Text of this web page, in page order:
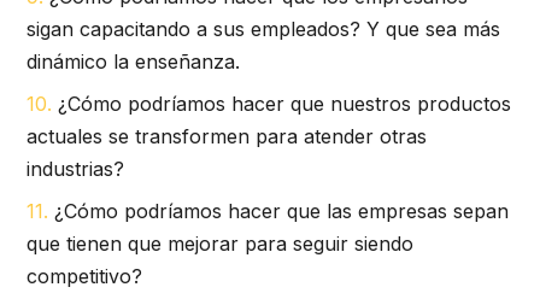
sigan capacitando a sus empleados? Y que sea más
dinámico la enseñanza.
¿Cómo podríamos hacer que nuestros productos
actuales se transformen para atender otras
industrias?
¿Cómo podríamos hacer que las empresas sepan
que tienen que mejorar para seguir siendo
competitivo?